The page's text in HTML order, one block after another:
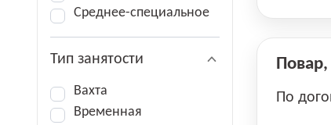
Среднее-специальное
Тип занятости
Вахта
Временная
По